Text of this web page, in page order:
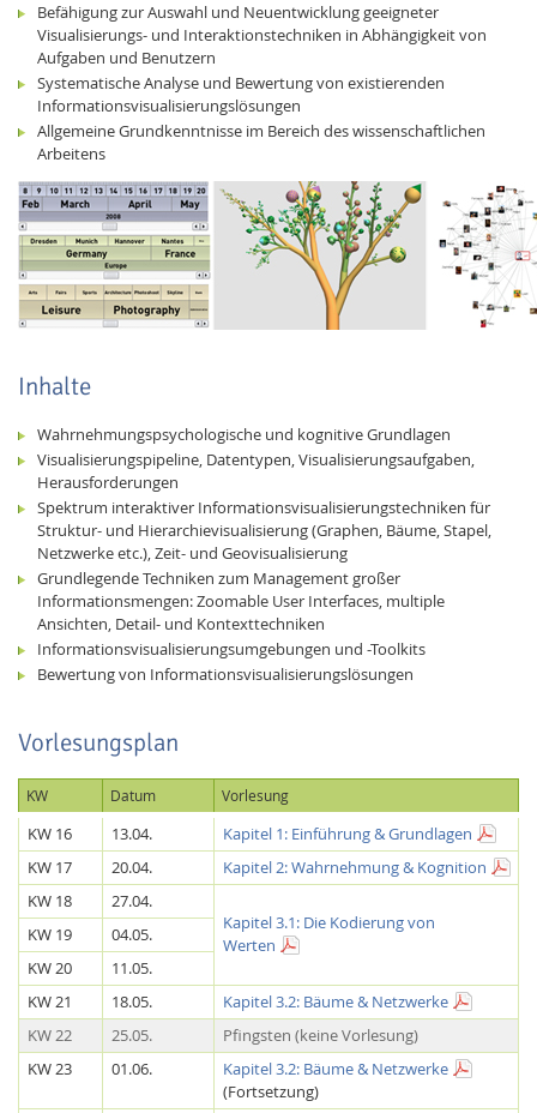
Feeds
Lab Dresden
Befähigung zur Auswahl und Neuentwicklung geeigneter
Visualisierungs- und Interaktionstechniken in Abhängigkeit von
Aufgaben und Benutzern
Systematische Analyse und Bewertung von existierenden
Informationsvisualisierungslösungen
Allgemeine Grundkenntnisse im Bereich des wissenschaftlichen
Arbeitens
Inhalte
Wahrnehmungspsychologische und kognitive Grundlagen
Visualisierungspipeline, Datentypen, Visualisierungsaufgaben,
Herausforderungen
Spektrum interaktiver Informationsvisualisierungstechniken für
Struktur- und Hierarchievisualisierung (Graphen, Bäume, Stapel,
Netzwerke etc.), Zeit- und Geovisualisierung
Grundlegende Techniken zum Management großer
Informationsmengen: Zoomable User Interfaces, multiple
Ansichten, Detail- und Kontexttechniken
Informationsvisualisierungsumgebungen und -Toolkits
Bewertung von Informationsvisualisierungslösungen
Vorlesungsplan
KW Datum Vorlesung
KW 16 13.04.
Kapitel 1: Einführung & Grundlagen
KW 17
20.04.
Kapitel 2: Wahrnehmung & Kognition
KW 18
27.04.
Kapitel 3.1: Die Kodierung von
Werten
KW 19
04.05.
KW 20
11.05.
KW 21
18.05.
Kapitel 3.2: Bäume & Netzwerke
KW 22
25.05.
Pfingsten (keine Vorlesung)
KW 23
01.06.
Kapitel 3.2: Bäume & Netzwerke
(Fortsetzung)